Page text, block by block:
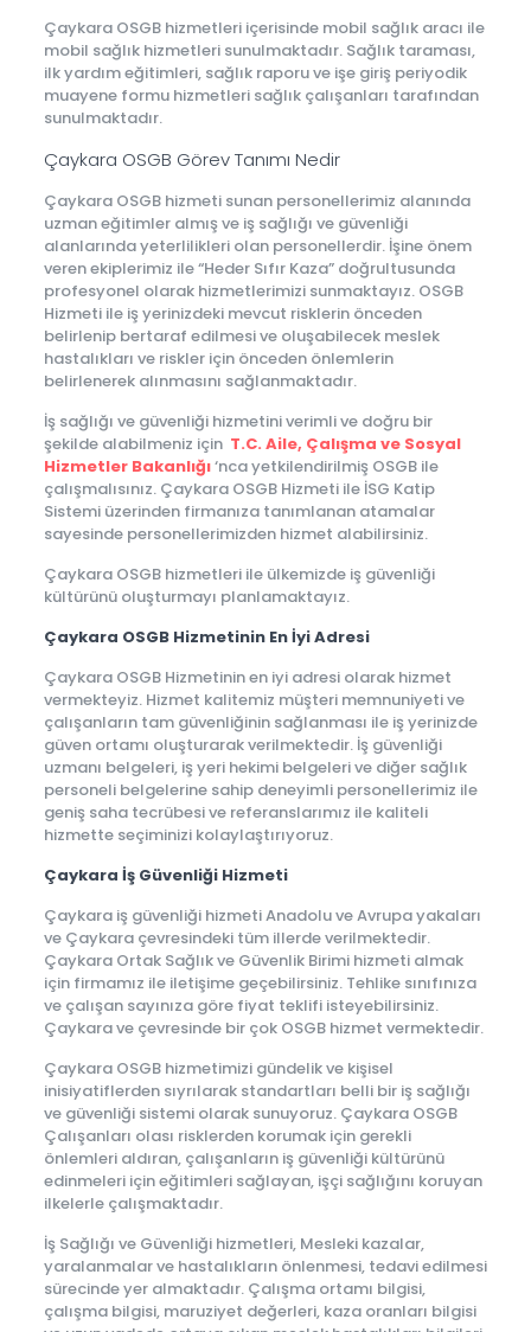
Çaykara OSGB hizmetleri içerisinde mobil sağlık aracı ile
mobil sağlık hizmetleri sunulmaktadır. Sağlık taraması,
ilk yardım eğitimleri, sağlık raporu ve işe giriş periyodik
muayene formu hizmetleri sağlık çalışanları tarafından
sunulmaktadır.
Çaykara OSGB Görev Tanımı Nedir
Çaykara OSGB hizmeti sunan personellerimiz alanında
uzman eğitimler almış ve iş sağlığı ve güvenliği
alanlarında yeterlilikleri olan personellerdir. İşine önem
veren ekiplerimiz ile “Heder Sıfır Kaza” doğrultusunda
profesyonel olarak hizmetlerimizi sunmaktayız. OSGB
Hizmeti ile iş yerinizdeki mevcut risklerin önceden
belirlenip bertaraf edilmesi ve oluşabilecek meslek
hastalıkları ve riskler için önceden önlemlerin
belirlenerek alınmasını sağlanmaktadır.
İş sağlığı ve güvenliği hizmetini verimli ve doğru bir
şekilde alabilmeniz için T.C. Aile, Çalışma ve Sosyal
Hizmetler Bakanlığı‘nca yetkilendirilmiş OSGB ile
çalışmalısınız. Çaykara OSGB Hizmeti ile İSG Katip
Sistemi üzerinden firmanıza tanımlanan atamalar
sayesinde personellerimizden hizmet alabilirsiniz.
Çaykara OSGB hizmetleri ile ülkemizde iş güvenliği
kültürünü oluşturmayı planlamaktayız.
Çaykara OSGB Hizmetinin En İyi Adresi
Çaykara OSGB Hizmetinin en iyi adresi olarak hizmet
vermekteyiz. Hizmet kalitemiz müşteri memnuniyeti ve
çalışanların tam güvenliğinin sağlanması ile iş yerinizde
güven ortamı oluşturarak verilmektedir. İş güvenliği
uzmanı belgeleri, iş yeri hekimi belgeleri ve diğer sağlık
personeli belgelerine sahip deneyimli personellerimiz ile
geniş saha tecrübesi ve referanslarımız ile kaliteli
hizmette seçiminizi kolaylaştırıyoruz.
Çaykara İş Güvenliği Hizmeti
Çaykara iş güvenliği hizmeti Anadolu ve Avrupa yakaları
ve Çaykara çevresindeki tüm illerde verilmektedir.
Çaykara Ortak Sağlık ve Güvenlik Birimi hizmeti almak
için firmamız ile iletişime geçebilirsiniz. Tehlike sınıfınıza
ve çalışan sayınıza göre fiyat teklifi isteyebilirsiniz.
Çaykara ve çevresinde bir çok OSGB hizmet vermektedir.
Çaykara OSGB hizmetimizi gündelik ve kişisel
inisiyatiflerden sıyrılarak standartları belli bir iş sağlığı
ve güvenliği sistemi olarak sunuyoruz. Çaykara OSGB
Çalışanları olası risklerden korumak için gerekli
önlemleri aldıran, çalışanların iş güvenliği kültürünü
edinmeleri için eğitimleri sağlayan, işçi sağlığını koruyan
ilkelerle çalışmaktadır.
İş Sağlığı ve Güvenliği hizmetleri, Mesleki kazalar,
yaralanmalar ve hastalıkların önlenmesi, tedavi edilmesi
sürecinde yer almaktadır. Çalışma ortamı bilgisi,
çalışma bilgisi, maruziyet değerleri, kaza oranları bilgisi